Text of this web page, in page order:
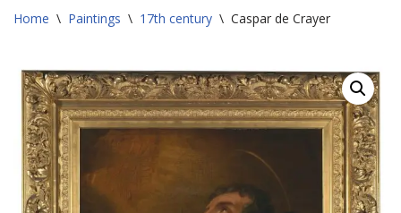
Home \ Paintings \ 17th century \ Caspar de Crayer